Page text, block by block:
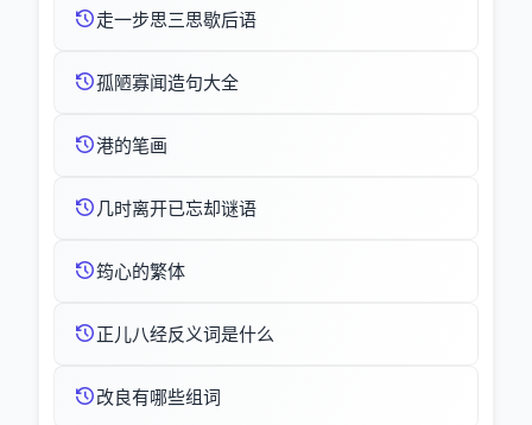
走一步思三思歇后语
孤陋寡闻造句大全
港的笔画
几时离开已忘却谜语
筠心的繁体
正儿八经反义词是什么
改良有哪些组词